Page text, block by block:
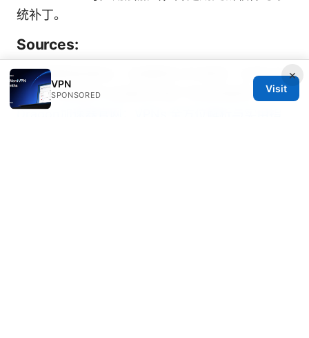
统补丁。
Sources:
Vpn破解版蓝奏云：全面解析VPN使用、正规VPN
选择、风险提示与蓝奏云场景下的合规使用
Dragon加速器官网：VPNs 全方位解析与实用指
×
VPN
SPONSORED
Visit